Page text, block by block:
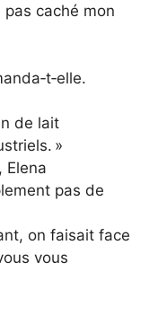
pas caché mon
de lait
»
Elena
pas de
on faisait face
vous